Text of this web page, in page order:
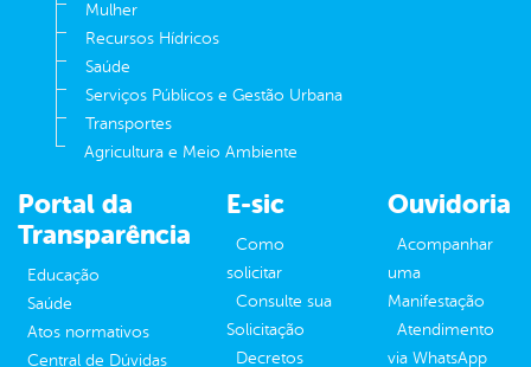
Mulher
Recursos Hídricos
Saúde
Serviços Públicos e Gestão Urbana
Transportes
Agricultura e Meio Ambiente
Portal da
Transparência
Educação
Saúde
Atos normativos
Central de Dúvidas
E-sic
Como
solicitar
Consulte sua
Solicitação
Decretos
Ouvidoria
Acompanhar
uma
Manifestação
Atendimento
via WhatsApp